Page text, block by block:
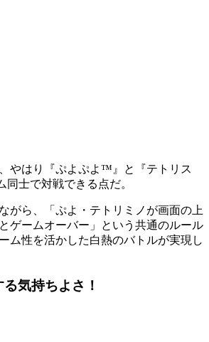
やはり『ぷよぷよ™ 』と『テトリス
同士で対戦できる 点だ。
がら、「 ぷよ・テトリミノが画面の上
ゲームオーバー 」という 共通のルール
ム性を活かした白熱のバトルが実現し
気持ちよさ！